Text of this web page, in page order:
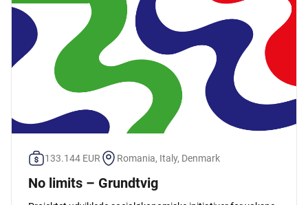
133.144 EUR Romania, Italy, Denmark
No limits – Grundtvig